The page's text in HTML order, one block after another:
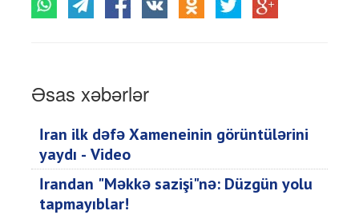
Əsas xəbərlər
İran ilk dəfə Xameneinin görüntülərini
yaydı - Video
İrandan "Məkkə sazişi"nə: Düzgün yolu
tapmayıblar!